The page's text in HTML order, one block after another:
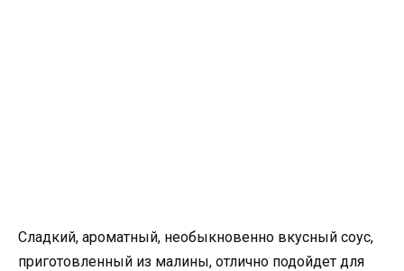
Сладкий, ароматный, необыкновенно вкусный соус,
приготовленный из малины, отлично подойдет для